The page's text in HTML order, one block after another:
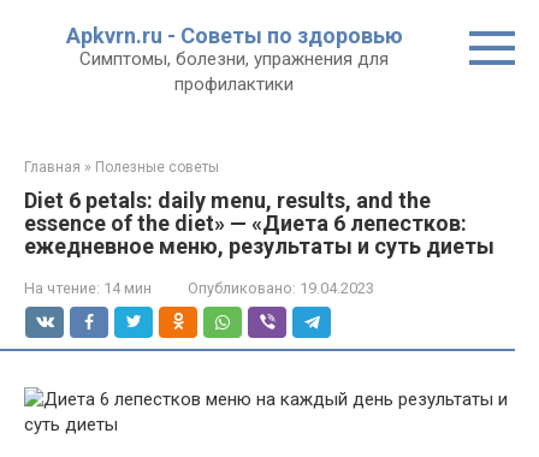
Apkvrn.ru - Советы по здоровью
Симптомы, болезни, упражнения для
профилактики
Главная » Полезные советы
Diet 6 petals: daily menu, results, and the
essence of the diet» — «Диета 6 лепестков:
ежедневное меню, результаты и суть диеты
На чтение: 14 мин Опубликовано: 19.04.2023